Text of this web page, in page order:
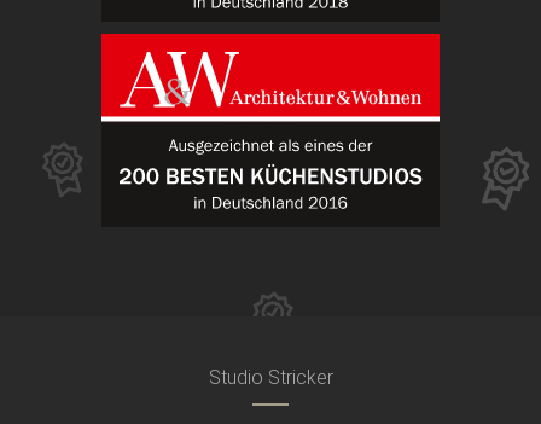
Studio Stricker